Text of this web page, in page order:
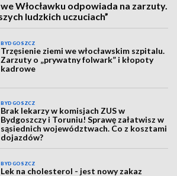
Włocławku odpowiada na zarzuty.
ludzkich uczuciach”
BYDGOSZCZ
Trzęsienie ziemi we włocławskim szpitalu.
Zarzuty o „prywatny folwark” i kłopoty
kadrowe
BYDGOSZCZ
Brak lekarzy w komisjach ZUS w
Bydgoszczy i Toruniu! Sprawę załatwisz w
sąsiednich województwach. Co z kosztami
dojazdów?
BYDGOSZCZ
Lek na cholesterol - jest nowy zakaz